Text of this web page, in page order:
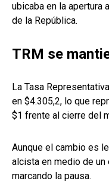
ubicaba en la apertura
de la República.
TRM se
La Tasa
en $4.305,2, lo que
$1 frente al cierre del
Aunque el cambio es
alcista en medio de
marcando la pausa.